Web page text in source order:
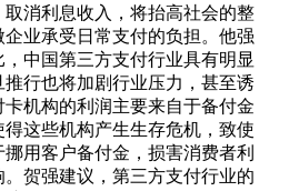
消利息收入，将抬高社会的整
业承受日常支付的负担。他强
中国第三方支付行业具有明显
行也将加剧行业压力，甚至诱
机构的利润主要来自于备付金
这些机构产生生存危机，致使
用客户备付金，损害消费者利
贺强建议，第三方支付行业的